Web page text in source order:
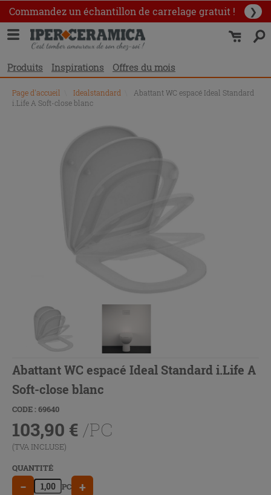
Commandez un échantillon de carrelage gratuit ! ❯
Produits Inspirations Offres du mois
Page d'accueil Idealstandard
Abattant WC espacé Ideal Standard
i.Life A Soft-close blanc
Abattant WC espacé Ideal Standard i.Life A
Soft-close blanc
CODE : 69640
103,90 € /PC
(TVA INCLUSE)
QUANTITÉ
− PC +